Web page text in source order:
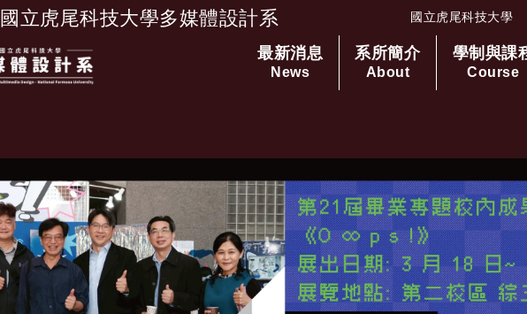
國立虎尾科技大學多媒體設計系 國立虎尾科技大學
跳到主要內容
最新消息
News
系所簡介
About
學制與課
Course